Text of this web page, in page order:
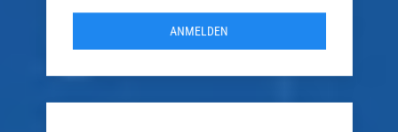
ANMELDEN